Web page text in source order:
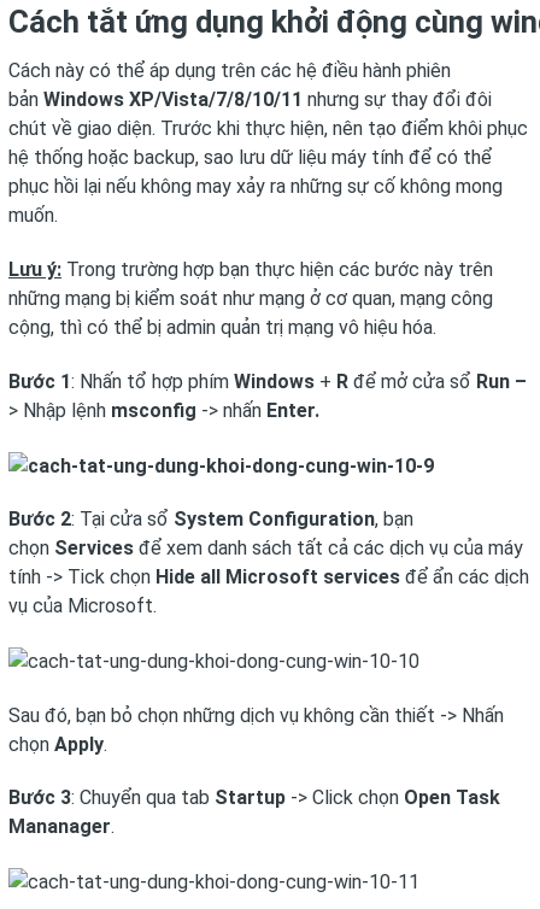
Cách tắt ứng dụng khởi động cùng
Cách này có thể áp dụng trên các hệ điều hành phiên
bản Windows XP/Vista/7/8/10/11 nhưng sự thay đổi đôi
chút về giao diện. Trước khi thực hiện, nên tạo điểm khôi phục
hệ thống hoặc backup, sao lưu dữ liệu máy tính để có thể
phục hồi lại nếu không may xảy ra những sự cố không mong
muốn.
Lưu ý: Trong trường hợp bạn thực hiện các bước này trên
những mạng bị kiểm soát như mạng ở cơ quan, mạng công
cộng, thì có thể bị admin quản trị mạng vô hiệu hóa.
Bước 1: Nhấn tổ hợp phím Windows + R để mở cửa sổ Run –
> Nhập lệnh msconfig -> nhấn Enter.
Bước 2: Tại cửa sổ System Configuration, bạn
chọn Services để xem danh sách tất cả các dịch vụ của máy
tính -> Tick chọn Hide all Microsoft services để ẩn các dịch
vụ của Microsoft.
Sau đó, bạn bỏ chọn những dịch vụ không cần thiết -> Nhấn
chọn Apply.
Bước 3: Chuyển qua tab Startup -> Click chọn Open Task
Mananager.